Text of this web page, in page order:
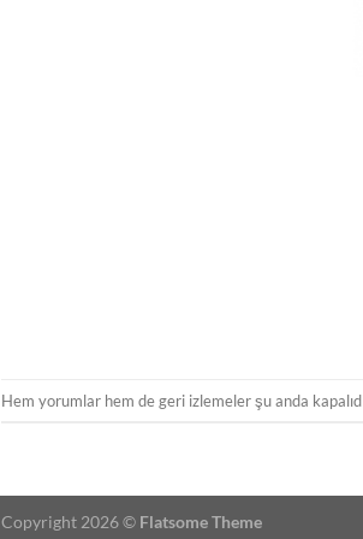
Hem yorumlar hem de geri izlemeler şu anda
Copyright 2026 © Flatsome Theme